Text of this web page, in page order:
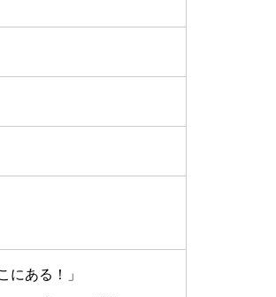
にある！」